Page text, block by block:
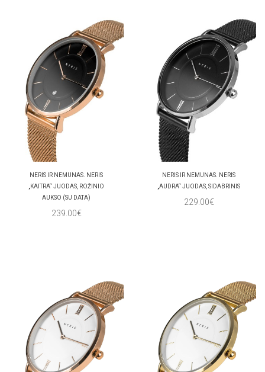
NERIS IR NEMUNAS. NERIS
„KAITRA“ JUODAS, ROŽINIO
AUKSO (SU DATA)
239.00€
NERIS IR NEMUNAS. NERIS
„AUDRA“ JUODAS, SIDABRINIS
229.00€